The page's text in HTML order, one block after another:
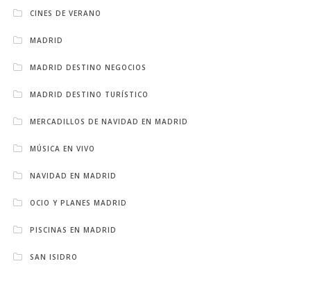
CINES DE VERANO
MADRID
MADRID DESTINO NEGOCIOS
MADRID DESTINO TURÍSTICO
MERCADILLOS DE NAVIDAD EN MADRID
MÚSICA EN VIVO
NAVIDAD EN MADRID
OCIO Y PLANES MADRID
PISCINAS EN MADRID
SAN ISIDRO